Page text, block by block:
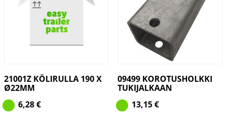
21001Z KÖLIRULLA 190 X
Ø22MM
6,28€
09499 KOROTUSHOLKKI
TUKIJALKAAN
13,15€